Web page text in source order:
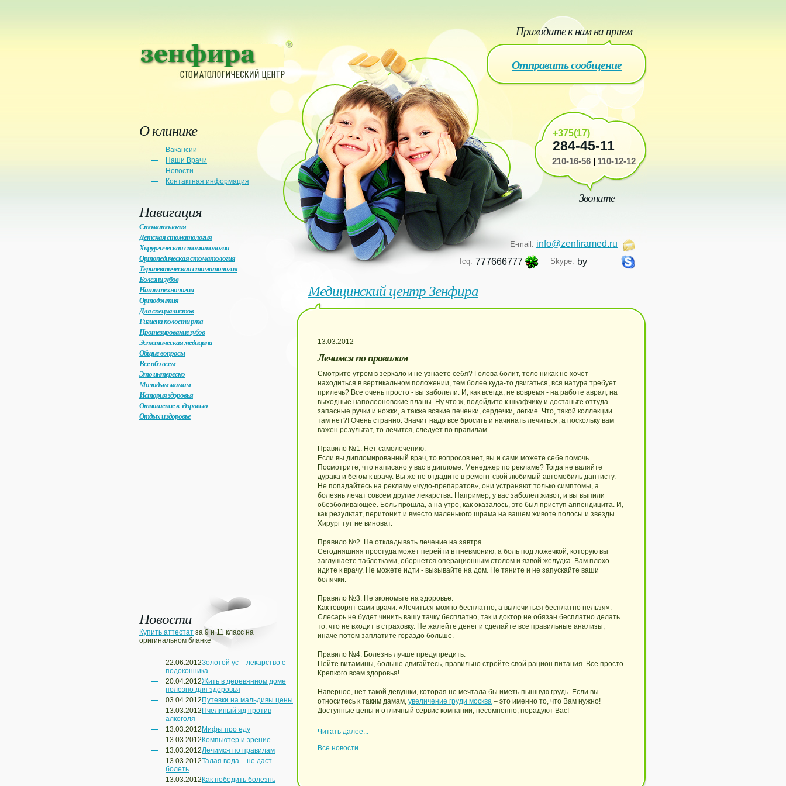
О клинике
Вакансии
Наши Врачи
Новости
Контактная информация
Навигация
Стоматология
Детская стоматология
Хирургическая стоматология
Ортопедическая стоматология
Терапевтическая стоматология
Болезни зубов
Наши технологии
Ортодонтия
Для специалистов
Гигиена полости рта
Протезирование зубов
Эстетическая медицина
Общие вопросы
Все обо всем
Это интересно
Молодым мамам
История здоровья
Отношение к здоровью
Отдых и здоровье
Новости
Купить аттестат за 9 и 11 класс на
оригинальном бланке
22.06.2012Золотой ус – лекарство с
подоконника
20.04.2012Жить в деревянном доме
полезно для здоровья
03.04.2012 Путевки на мальдивы цены
13.03.2012 Пчелиный яд против
алкоголя
13.03.2012 Мифы про еду
13.03.2012 Компьютер и зрение
13.03.2012Лечимся по правилам
13.03.2012Талая вода – не даст
болеть
13.03.2012 Как победить болезнь
Приходите к нам на прием
Отправить сообщение
+375(17)
284-45-11
210-16-56 110-12-12
Звоните
E-mail: info@zenfiramed.ru
Icq: 777666777 Skype: by
Медицинский центр Зенфира
13.03.2012
Лечимся по правилам
Смотрите утром в зеркало и не узнаете себя? Голова болит, тело никак не хочет
находиться в вертикальном положении, тем более куда-то двигаться, вся натура требует
прилечь? Все очень просто - вы заболели. И, как всегда, не вовремя - на работе аврал, на
выходные наполеоновские планы. Ну что ж, подойдите к шкафчику и достаньте оттуда
запасные ручки и ножки, а также всякие печенки, сердечки, легкие. Что, такой коллекции
там нет?! Очень странно. Значит надо все бросить и начинать лечиться, а поскольку вам
важен результат, то лечится, следует по правилам.
Правило №1. Нет самолечению.
Если вы дипломированный врач, то вопросов нет, вы и сами можете себе помочь.
Посмотрите, что написано у вас в дипломе. Менеджер по рекламе? Тогда не валяйте
дурака и бегом к врачу. Вы же не отдадите в ремонт свой любимый автомобиль дантисту.
Не попадайтесь на рекламу «чудо-препаратов», они устраняют только симптомы, а
болезнь лечат совсем другие лекарства. Например, у вас заболел живот, и вы выпили
обезболивающее. Боль прошла, а на утро, как оказалось, это был приступ аппендицита. И,
как результат, перитонит и вместо маленького шрама на вашем животе полосы и звезды.
Хирург тут не виноват.
Правило №2. Не откладывать лечение на завтра.
Сегодняшняя простуда может перейти в пневмонию, а боль под ложечкой, которую вы
заглушаете таблетками, обернется операционным столом и язвой желудка. Вам плохо -
идите к врачу. Не можете идти - вызывайте на дом. Не тяните и не запускайте ваши
болячки.
Правило №3. Не экономьте на здоровье.
Как говорят сами врачи: «Лечиться можно бесплатно, а вылечиться бесплатно нельзя».
Слесарь не будет чинить вашу тачку бесплатно, так и доктор не обязан бесплатно делать
то, что не входит в страховку. Не жалейте денег и сделайте все правильные анализы,
иначе потом заплатите гораздо больше.
Правило №4. Болезнь лучше предупредить.
Пейте витамины, больше двигайтесь, правильно стройте свой рацион питания. Все просто.
Крепкого всем здоровья!
Наверное, нет такой девушки, которая не мечтала бы иметь пышную грудь. Если вы
относитесь к таким дамам, увеличение груди москва – это именно то, что Вам нужно!
Доступные цены и отличный сервис компании, несомненно, порадуют Вас!
Читать далее...
Все новости